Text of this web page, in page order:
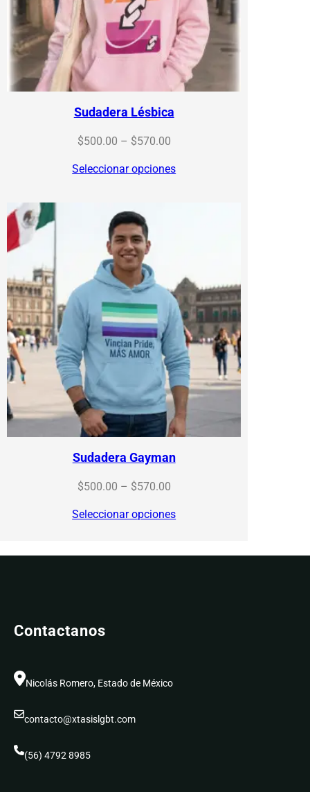
Sudadera Lésbica
$500.00 – $570.00Price
$500.00
Seleccionar opciones
Sudadera Gayman
$500.00 – $570.00Price
$500.00
$570.00
Seleccionar opciones
Contactanos
Nicolás Romero, Estado de México
contacto@xtasislgbt.com
(56) 4792 8985